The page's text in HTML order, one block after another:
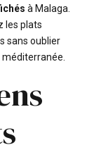
à Malaga.
les plats
sans oublier
méditerranée.